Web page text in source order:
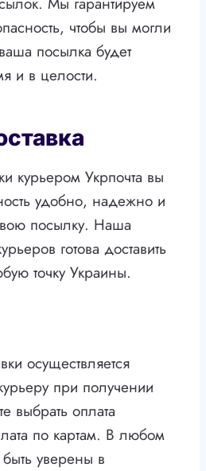
чтобы вы могли
посылка будет
и в целости.
курьером Укрпочта вы
удобно, надежно и
посылку. Наша
готова доставить
точку Украины.
осуществляется
при получении
выбрать оплата
по картам. В любом
уверены в